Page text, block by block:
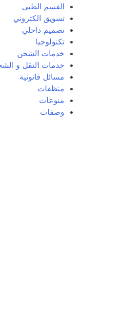
القسم الطبي
تسويق الكتروني
تصميم داخلي
تكنولوجيا
خدمات الشحن
خدمات النقل و
مسائل قانونية
منظفات
منوعات
وصفات